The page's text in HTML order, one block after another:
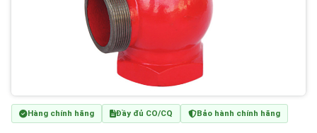
Hàng chính hãng Đầy đủ CO/CQ Bảo hành chính hãng